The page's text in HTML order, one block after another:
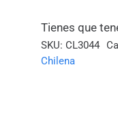
Tienes que
SKU:CL3044
Chilena